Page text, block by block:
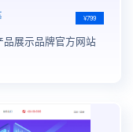
品展示品牌官方网站
¥799